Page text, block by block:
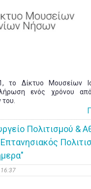
το Δίκτυο Μουσείων
ενός χρόνου
Πολιτισμού &